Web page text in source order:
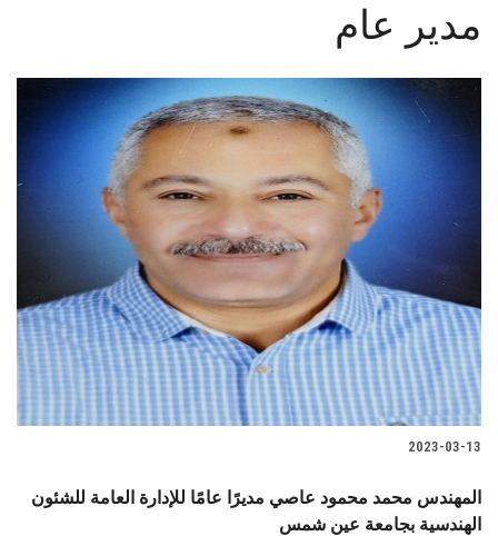
الأنظمة الذكية
هيئة التدريس
الدراسات العليا
مدير عام
2023-03-13
المهندس محمد محمود عاصي مديرًا عامًا للإدارة العامة للشئون
الهندسية بجامعة عين شمس